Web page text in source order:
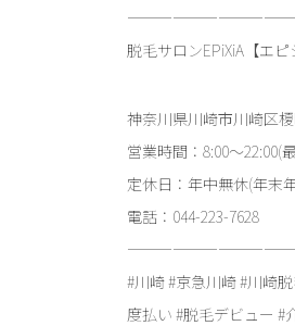
脱毛サロンEPiXiA【エピ
神奈川県川崎市川崎区
営業時間：8:00～22:00(
定休日：年中無休(年末
電話：044-223-7628
#川崎 #京急川崎 #川崎
度払い #脱毛デビュー #